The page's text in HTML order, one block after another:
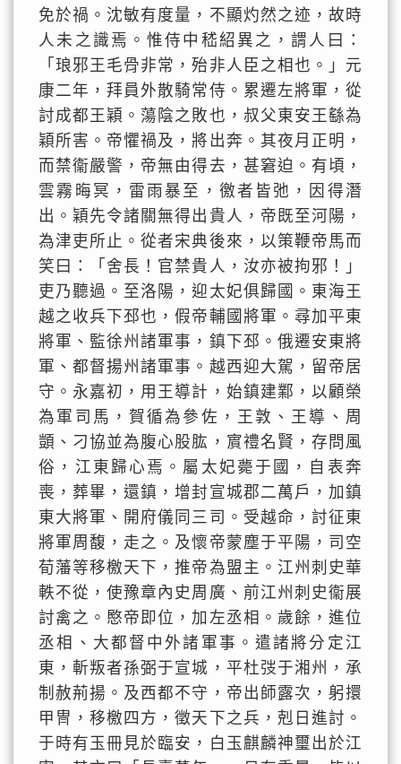
免於禍。沈敏有度量，不顯灼然之迹，故時
人未之識焉。惟侍中嵇紹異之，謂人曰：
「琅邪王毛骨非常，殆非人臣之相也。」元
康二年，拜員外散騎常侍。累遷左將軍，從
討成都王穎。蕩陰之敗也，叔父東安王繇為
穎所害。帝懼禍及，將出奔。其夜月正明，
而禁衞嚴警，帝無由得去，甚窘迫。有頃，
雲霧晦冥，雷雨暴至，徼者皆弛，因得潛
出。穎先令諸關無得出貴人，帝既至河陽，
為津吏所止。從者宋典後來，以策鞭帝馬而
笑曰：「舍長！官禁貴人，汝亦被拘邪！」
吏乃聽過。至洛陽，迎太妃俱歸國。東海王
越之收兵下邳也，假帝輔國將軍。尋加平東
將軍、監徐州諸軍事，鎮下邳。俄遷安東將
軍、都督揚州諸軍事。越西迎大駕，留帝居
守。永嘉初，用王導計，始鎮建鄴，以顧榮
為軍司馬，賀循為參佐，王敦、王導、周
顗、刁協並為腹心股肱，賔禮名賢，存問風
俗，江東歸心焉。屬太妃薨于國，自表奔
喪，葬畢，還鎮，增封宣城郡二萬戶，加鎮
東大將軍、開府儀同三司。受越命，討征東
將軍周馥，走之。及懷帝蒙塵于平陽，司空
荀藩等移檄天下，推帝為盟主。江州刺史華
軼不從，使豫章內史周廣、前江州刺史衞展
討禽之。愍帝即位，加左丞相。歲餘，進位
丞相、大都督中外諸軍事。遣諸將分定江
東，斬叛者孫弼于宣城，平杜弢于湘州，承
制赦荊揚。及西都不守，帝出師露次，躬擐
甲冑，移檄四方，徵天下之兵，剋日進討。
于時有玉冊見於臨安，白玉麒麟神璽出於江